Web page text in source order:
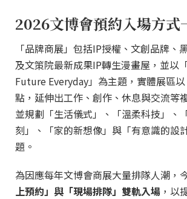
2026文博會預約入場方式
「品牌商展」包括IP授權、文創品牌、
及文策院最新成果IP轉生漫畫屋，並以
Future Everyday」為主題，實體展區
點，延伸出工作、創作、休息與交流等
並規劃「生活儀式」、「溫柔科技」、
刻」、「家的新想像」與「有意識的設
題。
為因應每年文博會商展大量排隊人潮，
上預約」與「現場排隊」雙軌入場 ，以